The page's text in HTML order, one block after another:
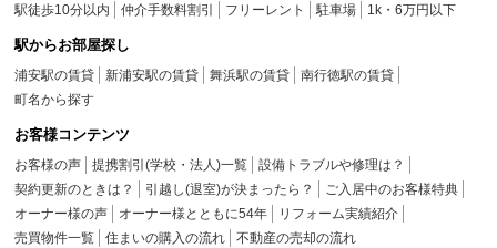
駅徒歩10分以内
仲介手数料割引 フリーレント 駐車場 1k・6万円以下
駅からお部屋探し
浦安駅の賃貸 新浦安駅の賃貸 舞浜駅の賃貸
南行徳駅の賃貸
町名から探す
お客様コンテンツ
お客様の声 提携割引(学校・法人)一覧
設備トラブルや修理は？
契約更新のときは？
引越し(退室)が決まったら？
ご入居中のお客様特典
オーナー様の声
オーナー様とともに54年
リフォーム実績紹介
売買物件一覧
住まいの購入の流れ 不動産の売却の流れ